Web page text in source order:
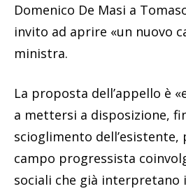
Domenico De Masi a
invito ad aprire «un nuovo
ministra.
La proposta dell’appello è
a mettersi a disposizione,
scioglimento
campo progressista
sociali che già interpretano